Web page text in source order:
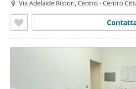
Via Adelaide Ristori, Centro - Centro